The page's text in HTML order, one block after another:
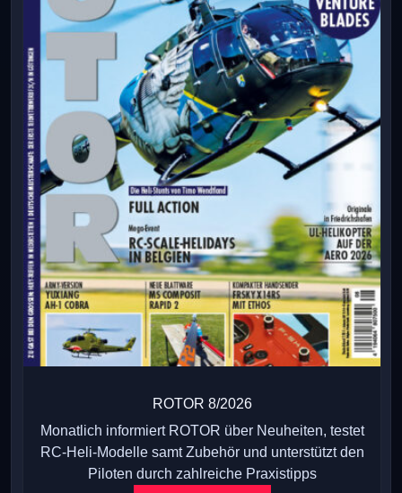
ROTOR 8/2026
Monatlich informiert ROTOR über Neuheiten, testet
RC-Heli-Modelle samt Zubehör und unterstützt den
Piloten durch zahlreiche Praxistipps